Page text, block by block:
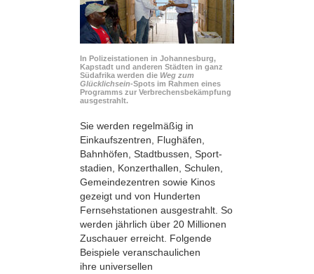
In Polizeistationen in Johannesburg,
Kapstadt und anderen Städten in ganz
Südafrika werden die Weg zum
Glücklichsein-Spots im Rahmen eines
Programms zur Verbrechensbekämpfung
ausgestrahlt.
Sie werden regelmäßig in
Einkaufszentren, Flughäfen,
Bahnhöfen, Stadtbussen, Sport­
stadien, Konzerthallen, Schulen,
Gemeindezentren sowie Kinos
gezeigt und von Hunderten
Fernsehstationen ausgestrahlt. So
werden jährlich über 20 Millionen
Zuschauer erreicht. Folgende
Beispiele veranschaulichen
ihre universellen